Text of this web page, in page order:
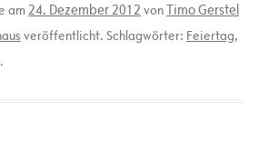
am24. Dezember 2012 vonTimo Gerstel
veröffentlicht. Schlagwörter: Feiertag,
.